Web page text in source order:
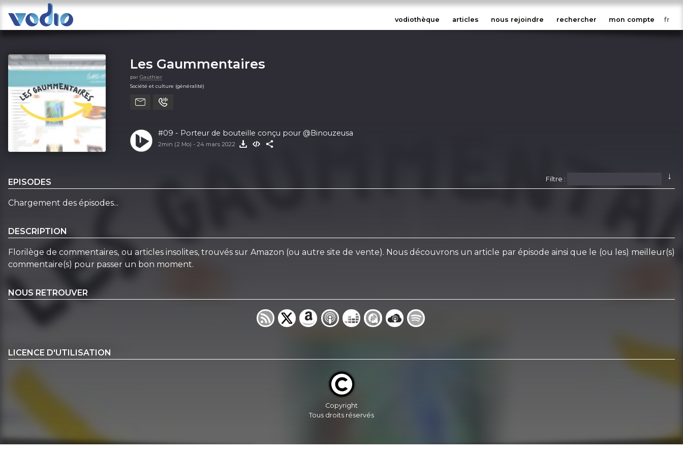
vodiothèque articles nous rejoindre rechercher mon compte
Les Gaummentaires
par Gauthier
Société et culture (généralité)
#09 - Porteur de bouteille conçu pour @Binouzeusa
2min (2 Mo) - 24 mars 2022
EPISODES
↓
Filtre :
Chargement des épisodes...
DESCRIPTION
Florilège de commentaires, ou articles insolites, trouvés sur Amazon (ou autre site de vente). Nous découvrons un article par épisode ainsi que le (ou les) meilleur(s)
commentaire(s) pour passer un bon moment.
NOUS RETROUVER
LICENCE D'UTILISATION
Copyright
Tous droits réservés